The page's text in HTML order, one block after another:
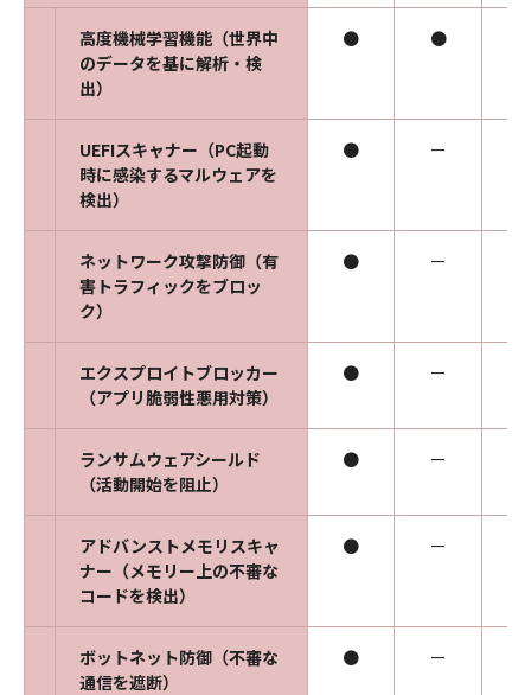
高度機械学習機能（世界中
のデータを基に解析・検
出）
● ●
UEFIスキャナー（PC起動
時に感染するマルウェアを
検出）
● ー
ネットワーク攻撃防御（有
害トラフィックをブロッ
ク）
● ー
エクスプロイトブロッカー
（アプリ脆弱性悪用対策）
● ー
ランサムウェアシールド
（活動開始を阻止）
● ー
アドバンストメモリスキャ
ナー（メモリー上の不審な
コードを検出）
● ー
ボットネット防御（不審な
通信を遮断）
● ー